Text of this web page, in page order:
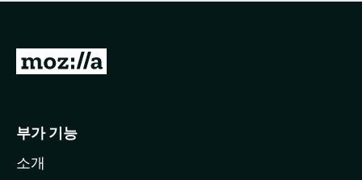
점
습
니
M
l
부가 기능
소개